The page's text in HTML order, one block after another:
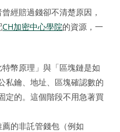
經賠過錢卻不清楚原因，
CH加密中心學院的資源，一
幣原理」與「區塊鏈是如
私鑰、地址、區塊確認數的
定的。這個階段不用急著買
的非託管錢包（例如